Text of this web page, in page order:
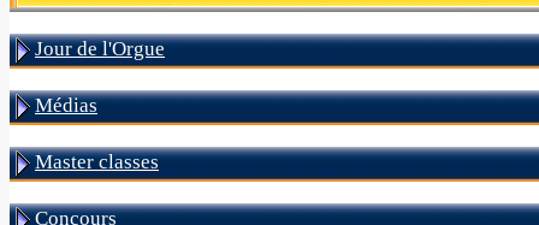
Jour de l'Orgue
Médias
Master classes
Concours